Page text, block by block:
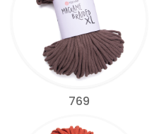
769